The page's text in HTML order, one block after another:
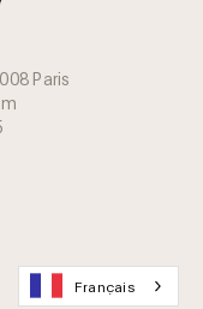
Paris
Français